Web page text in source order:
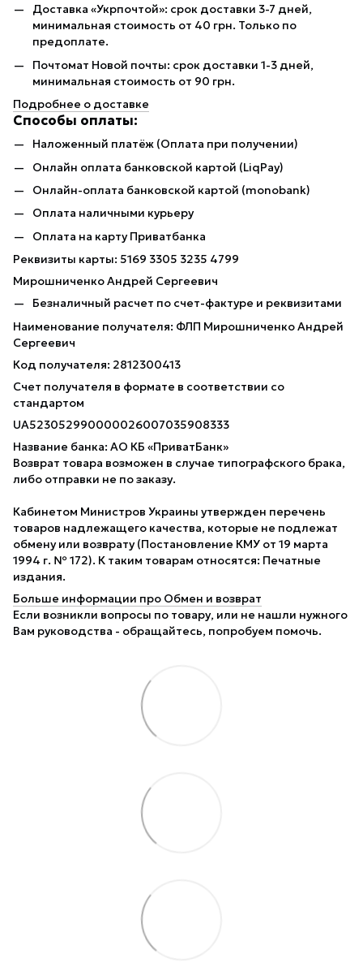
Доставка «Укрпочтой»: срок доставки 3-7 дней,
минимальная стоимость от 40 грн. Только по
предоплате.
Почтомат Новой почты: срок доставки 1-3 дней,
минимальная стоимость от 90 грн.
Подробнее о доставке
Способы оплаты:
Наложенный платёж (Оплата при получении)
Онлайн оплата банковской картой (LiqPay)
Онлайн-оплата банковской картой (monobank)
Оплата наличными курьеру
Оплата на карту Приватбанка
Реквизиты карты: 5169 3305 3235 4799
Мирошниченко Андрей Сергеевич
Безналичный расчет по счет-фактуре и реквизитами
Наименование получателя: ФЛП Мирошниченко Андрей
Сергеевич
Код получателя: 2812300413
Счет получателя в формате в соответствии со
стандартом
UA523052990000026007035908333
Название банка: АО КБ «ПриватБанк»
Возврат товара возможен в случае типографского брака,
либо отправки не по заказу.
Кабинетом Министров Украины утвержден перечень
товаров надлежащего качества, которые не подлежат
обмену или возврату (Постановление КМУ от 19 марта
1994 г. № 172). К таким товарам относятся: Печатные
издания.
Больше информации про Обмен и возврат
Если возникли вопросы по товару, или не нашли нужного
Вам руководства - обращайтесь, попробуем помочь.